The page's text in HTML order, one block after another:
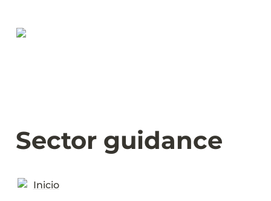
Sector guidance
Inicio